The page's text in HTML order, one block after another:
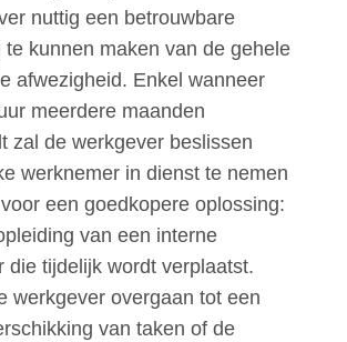
nuttig een betrouwbare
te kunnen maken van de gehele
afwezigheid. Enkel wanneer
meerdere maanden
zal de werkgever beslissen
werknemer in dienst te nemen
een goedkopere oplossing:
van een interne
die tijdelijk wordt verplaatst.
werkgever overgaan tot een
van taken of de